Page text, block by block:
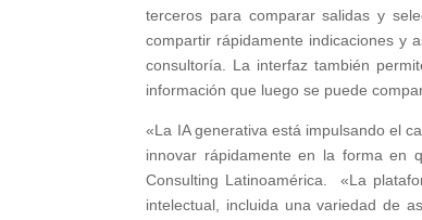
terceros para comparar salidas y
compartir rápidamente indicaciones y
consultoría. La interfaz también
información que luego se puede
«La IA generativa está impulsando el
innovar rápidamente en la forma en
Consulting Latinoamérica. «La
intelectual, incluida una variedad de